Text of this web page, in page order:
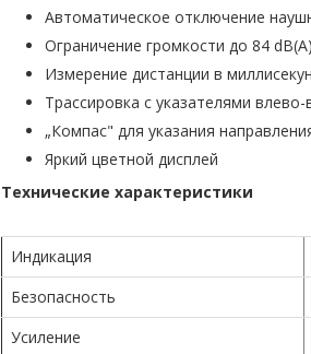
Автоматическое отключение
Ограничение громкости до 84
Измерение дистанции в
Трассировка с указателями влево-
„Компас" для указания
Яркий цветной дисплей
Технические характеристики
Индикация
Безопасность
Усиление